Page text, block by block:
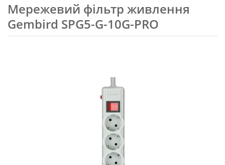
Мережевий фільтр живлення
Gembird SPG5-G-10G-PRO